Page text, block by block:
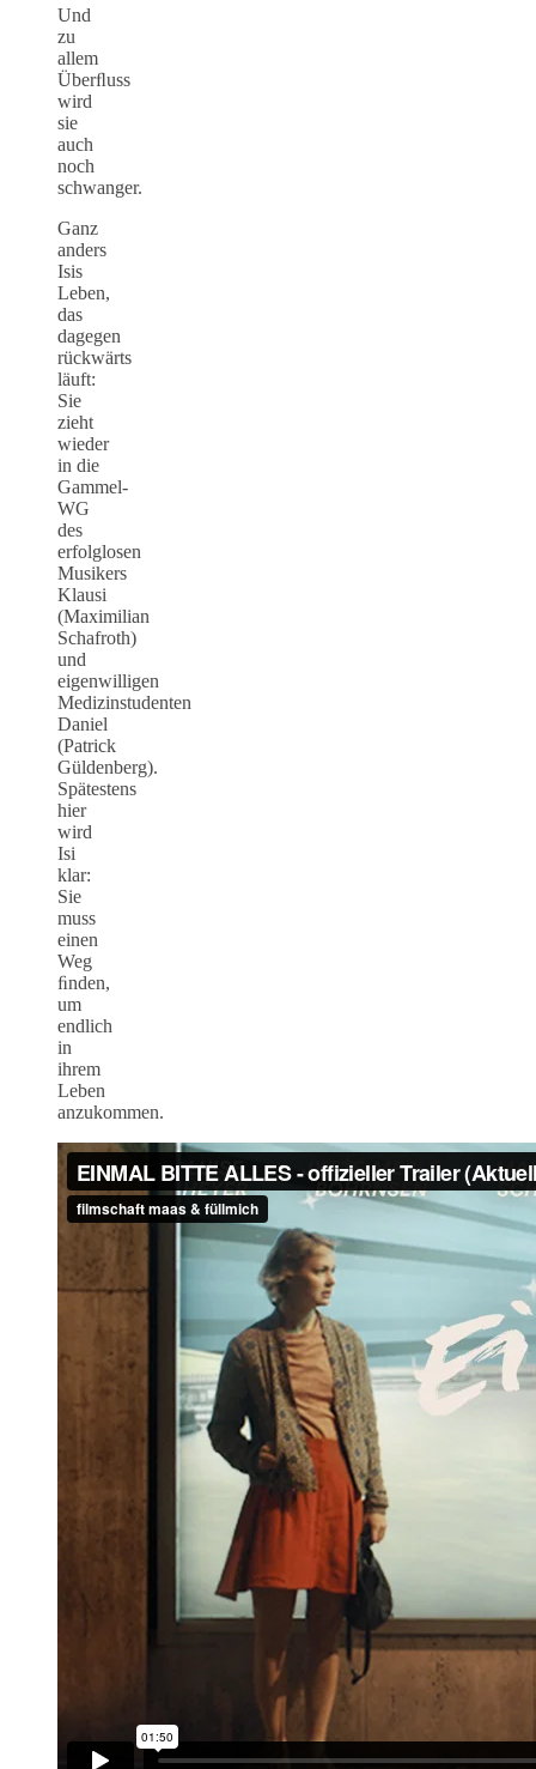
Und
zu
allem
Überﬂuss
wird
sie
auch
noch
schwanger.
Ganz
anders
Isis
Leben,
das
dagegen
rückwärts
läuft:
Sie
zieht
wieder
in die
Gammel-
WG
des
erfolglosen
Musikers
Klausi
(Maximilian
Schafroth)
und
eigenwilligen
Medizinstudenten
Daniel
(Patrick
Güldenberg).
Spätestens
hier
wird
Isi
klar:
Sie
muss
einen
Weg
ﬁnden,
um
endlich
in
ihrem
Leben
anzukommen.